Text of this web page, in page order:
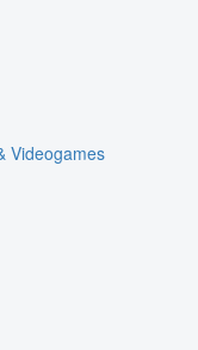
Videogames